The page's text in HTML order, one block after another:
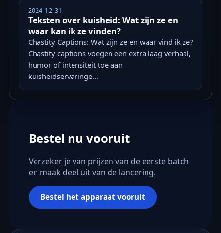
2024-12-31
Teksten over kuisheid: Wat zijn ze en
waar kan ik ze vinden?
Chastity Captions: Wat zijn ze en waar vind ik ze?
Chastity captions voegen een extra laag verhaal,
humor of intensiteit toe aan
kuisheidservaringe...
Bestel nu vooruit
Verzeker je van prijzen van de eerste batch
en maak deel uit van de lancering.
Bestel het apparaat vooruit